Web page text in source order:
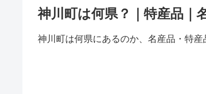
神川町は何県？｜特産品｜
神川町は何県にあるのか、名産品・特